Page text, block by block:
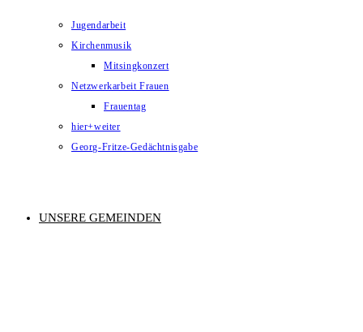
Jugendarbeit
Kirchenmusik
Mitsingkonzert
Netzwerkarbeit Frauen
Frauentag
hier+weiter
Georg-Fritze-Gedächtnisgabe
UNSERE GEMEINDEN